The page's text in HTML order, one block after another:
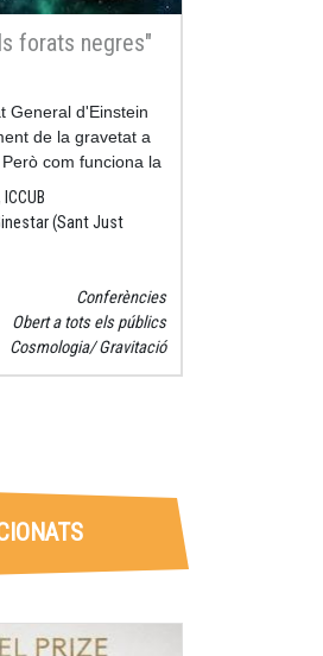
forats negres"
General d'Einstein
de la gravetat a
com funciona la
(Sant Just
Conferències
Obert a tots els públics
Cosmologia Gravitació